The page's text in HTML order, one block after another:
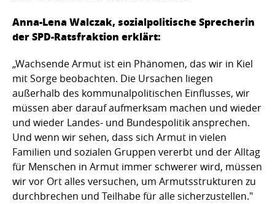
Anna-Lena Walczak, sozialpolitische Sprecherin
der SPD-Ratsfraktion erklärt:
„Wachsende Armut ist ein Phänomen, das wir in Kiel
mit Sorge beobachten. Die Ursachen liegen
außerhalb des kommunalpolitischen Einflusses, wir
müssen aber darauf aufmerksam machen und wieder
und wieder Landes- und Bundespolitik ansprechen.
Und wenn wir sehen, dass sich Armut in vielen
Familien und sozialen Gruppen vererbt und der Alltag
für Menschen in Armut immer schwerer wird, müssen
wir vor Ort alles versuchen, um Armutsstrukturen zu
durchbrechen und Teilhabe für alle sicherzustellen."